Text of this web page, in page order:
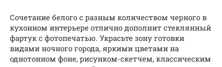
Сочетание белого с разным количеством черного в
кухонном интерьере отлично дополнит стеклянный
фартук с фотопечатью. Украсьте зону готовки
видами ночного города, яркими цветами на
однотонном фоне, рисунком-скетчем, классическим